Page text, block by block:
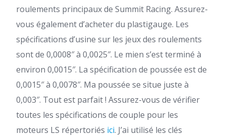
roulements principaux de Summit Racing. Assurez-
vous également d’acheter du plastigauge. Les
spécifications d’usine sur les jeux des roulements
sont de 0,0008″ à 0,0025″. Le mien s’est terminé à
environ 0,0015″. La spécification de poussée est de
0,0015″ à 0,0078″. Ma poussée se situe juste à
0,003″. Tout est parfait ! Assurez-vous de vérifier
toutes les spécifications de couple pour les
moteurs LS répertoriés ici. J’ai utilisé les clés